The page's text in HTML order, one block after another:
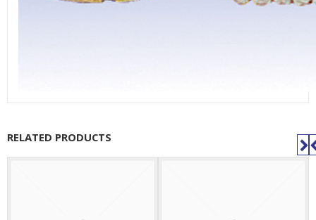
RELATED PRODUCTS